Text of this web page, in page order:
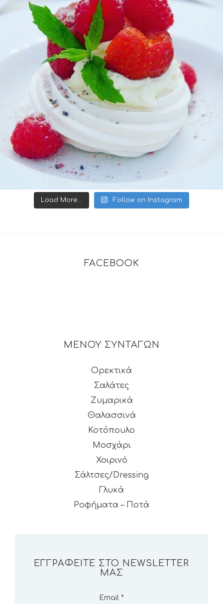
Load More... Follow on Instagram
FACEBOOK
ΜΕΝΟΥ ΣΥΝΤΑΓΩΝ
Ορεκτικά
Σαλάτες
Ζυμαρικά
Θαλασσινά
Κοτόπουλο
Μοσχάρι
Χοιρινό
Σάλτσες/Dressing
Γλυκά
Ροφήματα – Ποτά
ΕΓΓΡΑΦΕΊΤΕ ΣΤΟ NEWSLETTER
ΜΑΣ
Email *